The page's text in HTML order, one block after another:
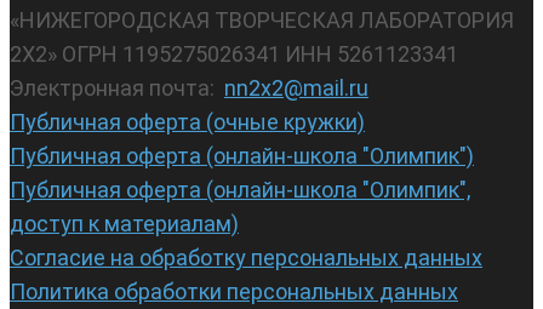
«НИЖЕГОРОДСКАЯ ТВОРЧЕСКАЯ ЛАБОРАТОРИЯ
2Х2» ОГРН 1195275026341 ИНН 5261123341
Электронная почта: nn2x2@mail.ru
Публичная оферта (очные кружки)
Публичная оферта (онлайн-школа "Олимпик")
Публичная оферта (онлайн-школа "Олимпик",
доступ к материалам)
Согласие на обработку персональных данных
Политика обработки персональных данных